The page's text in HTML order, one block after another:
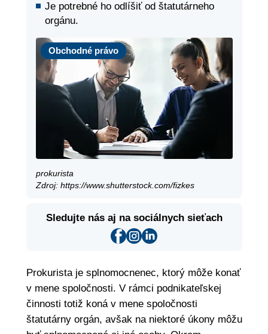
Je potrebné ho odlíšiť od štatutárneho
orgánu.
Právo
Obchodné právo
prokurista
Zdroj: https://www.shutterstock.com/fizkes
Sledujte nás aj na sociálnych sieťach
Prokurista je splnomocnenec, ktorý môže konať
v mene spoločnosti. V rámci podnikateľskej
činnosti totiž koná v mene spoločnosti
štatutárny orgán, avšak na niektoré úkony môžu